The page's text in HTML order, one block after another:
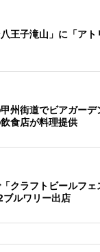
八王子滝山」に「ア
甲州街道でビアガー
食店が料理提供
「クラフトビールフ
ルワリー出店